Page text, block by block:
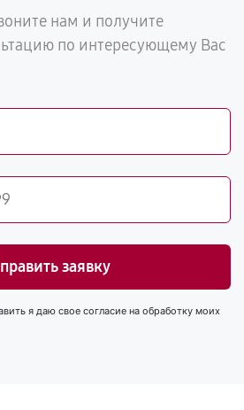
нам и получите
по интересующему Вас
заявку
я даю свое согласие на обработку моих